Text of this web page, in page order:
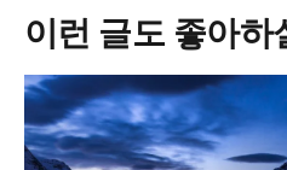
이런 글도 좋아하